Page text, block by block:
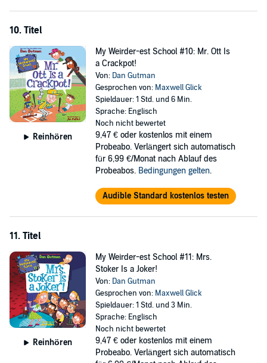
10. Titel
Reinhören
My Weirder-est School #10: Mr. Ott Is
a Crackpot!
Von: Dan Gutman
Gesprochen von: Maxwell Glick
Spieldauer: 1 Std. und 6 Min.
Sprache: Englisch
Noch nicht bewertet
9,47 € oder kostenlos mit einem
Probeabo. Verlängert sich automatisch
für 6,99 €/Monat nach Ablauf des
Probeabos. Bedingungen gelten.
Audible Standard kostenlos testen
11. Titel
Reinhören
My Weirder-est School #11: Mrs.
Stoker Is a Joker!
Von: Dan Gutman
Gesprochen von: Maxwell Glick
Spieldauer: 1 Std. und 3 Min.
Sprache: Englisch
Noch nicht bewertet
9,47 € oder kostenlos mit einem
Probeabo. Verlängert sich automatisch